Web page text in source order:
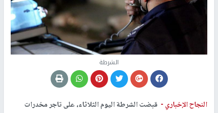
الشرطة
النجاح الإخباري - قبضت الشرطة اليوم الثلاثاء، على تاجر مخدرات